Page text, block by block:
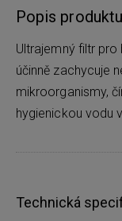
Popis produktu
Ultrajemný filtr
účinně zachycuje
mikroorganismy,
hygienickou vodu
Technická